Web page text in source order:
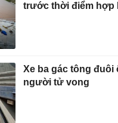
trước thời điểm hợp
Xe ba gác tông đuôi
người tử vong